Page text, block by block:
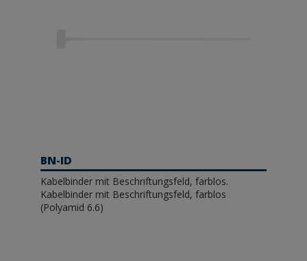
BN-ID
Kabelbinder mit Beschriftungsfeld, farblos.
Kabelbinder mit Beschriftungsfeld, farblos
(Polyamid 6.6)